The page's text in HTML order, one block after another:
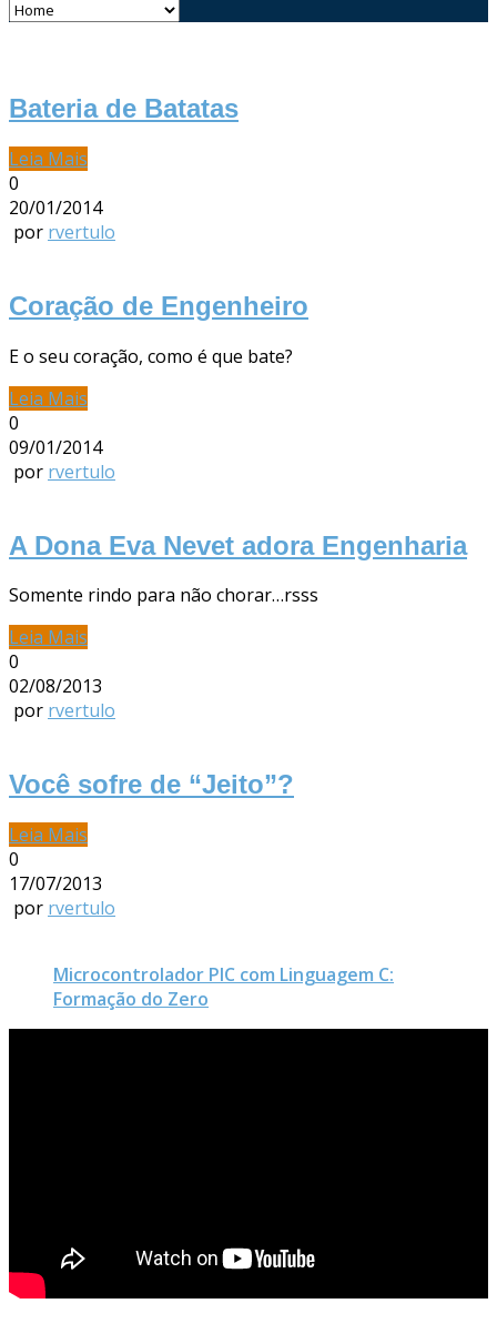
Bateria de Batatas
Leia Mais
0
20/01/2014
por rvertulo
Coração de Engenheiro
E o seu coração, como é que bate?
Leia Mais
0
09/01/2014
por rvertulo
A Dona Eva Nevet adora Engenharia
Somente rindo para não chorar…rsss
Leia Mais
0
02/08/2013
por rvertulo
Você sofre de “Jeito”?
Leia Mais
0
17/07/2013
por rvertulo
Microcontrolador PIC com Linguagem C:
Formação do Zero